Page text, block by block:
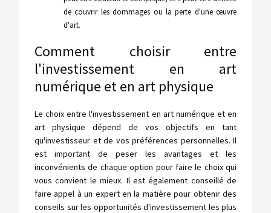
de couvrir les dommages ou la perte d'une œuvre
d'art.
Comment choisir entre
l'investissement en art
numérique et en art physique
Le choix entre l'investissement en art numérique et en
art physique dépend de vos objectifs en tant
qu'investisseur et de vos préférences personnelles. Il
est important de peser les avantages et les
inconvénients de chaque option pour faire le choix qui
vous convient le mieux. Il est également conseillé de
faire appel à un expert en la matière pour obtenir des
conseils sur les opportunités d'investissement les plus